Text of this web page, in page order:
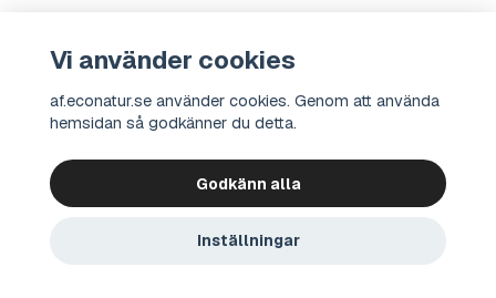
Vi använder cookies
af.econatur.se använder cookies. Genom att använda
hemsidan så godkänner du detta.
Godkänn alla
Inställningar